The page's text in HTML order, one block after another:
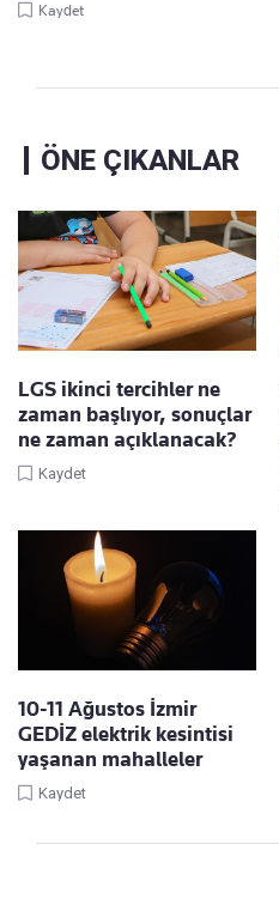
Kaydet
ÖNE ÇIKANLAR
LGS ikinci tercihler ne
zaman başlıyor, sonuçlar
ne zaman açıklanacak?
Kaydet
10-11 Ağustos İzmir
GEDİZ elektrik kesintisi
yaşanan mahalleler
Kaydet